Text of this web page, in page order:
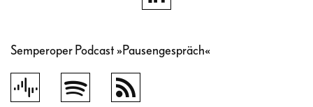
Semperoper Podcast »Pausengespräch«